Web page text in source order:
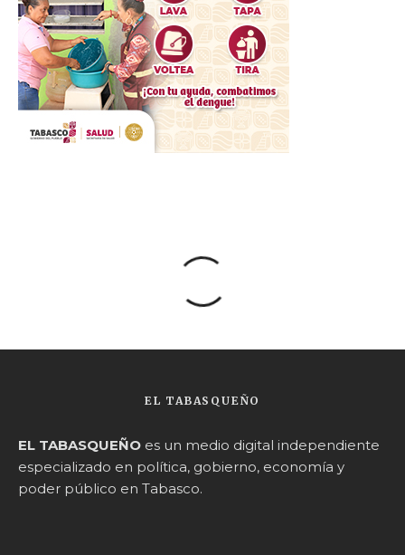
EL TABASQUEÑO
EL TABASQUEÑO es un medio digital independiente
especializado en política, gobierno, economía y
poder público en Tabasco.